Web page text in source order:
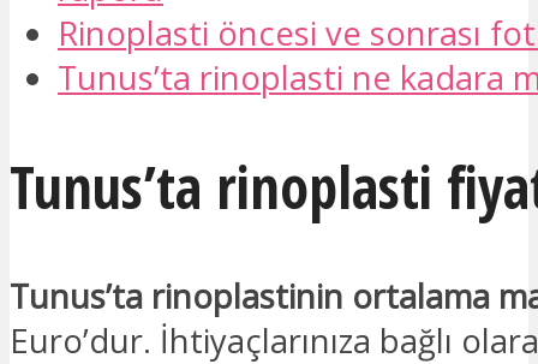
Rinoplasti öncesi ve sonrası
Tunus’ta rinoplasti ne kadara
Tunus’ta rinoplasti
Tunus’ta rinoplastinin ortalama
Euro’dur. İhtiyaçlarınıza bağlı